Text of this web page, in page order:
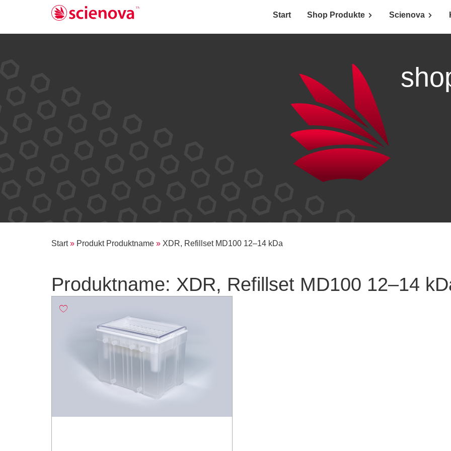
Start Shop Produkte Scienova
Start » Produkt Produktname » XDR, Refillset MD100 12–14 kDa
Produktname: XDR, Refillset MD100 12–14